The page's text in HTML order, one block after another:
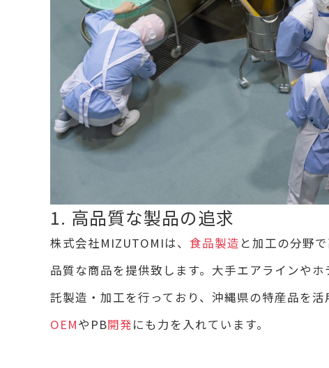
1. 高品質な製品の追求
株式会社MIZUTOMIは、 食品製造 と加工の分野
品質な商品を提供致します。大手エアラインや
託製造・加工を行っており、沖縄県の特産品を
OEMやPB開発にも力を入れています。